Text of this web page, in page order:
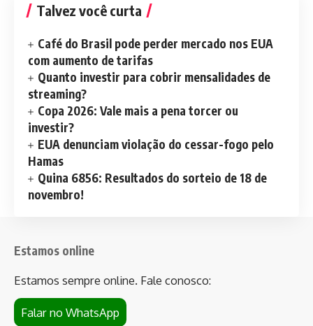
Talvez você curta
Café do Brasil pode perder mercado nos EUA
com aumento de tarifas
Quanto investir para cobrir mensalidades de
streaming?
Copa 2026: Vale mais a pena torcer ou
investir?
EUA denunciam violação do cessar-fogo pelo
Hamas
Quina 6856: Resultados do sorteio de 18 de
novembro!
Estamos online
Estamos sempre online. Fale conosco:
Falar no WhatsApp